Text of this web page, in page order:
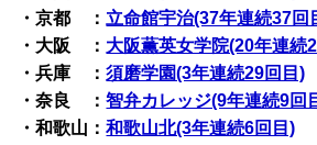
・京都 ：立命館宇治(37年連続37回
・大阪 ： 大阪薫英女学院(20年連続
・兵庫 ：須磨学園(3年連続29回目)
・奈良 ：智弁カレッジ(9年連続9回
・和歌山：和歌山北(3年連続6回目)